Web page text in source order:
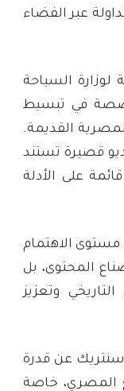
عبر الفضاء
لوزارة السياحة
في تبسيط
القديمة.
قصيرة تستند
على الأدلة
الاهتمام
المحتوى، بل
وتعزيز
عن قدرة
المصري، خاصة